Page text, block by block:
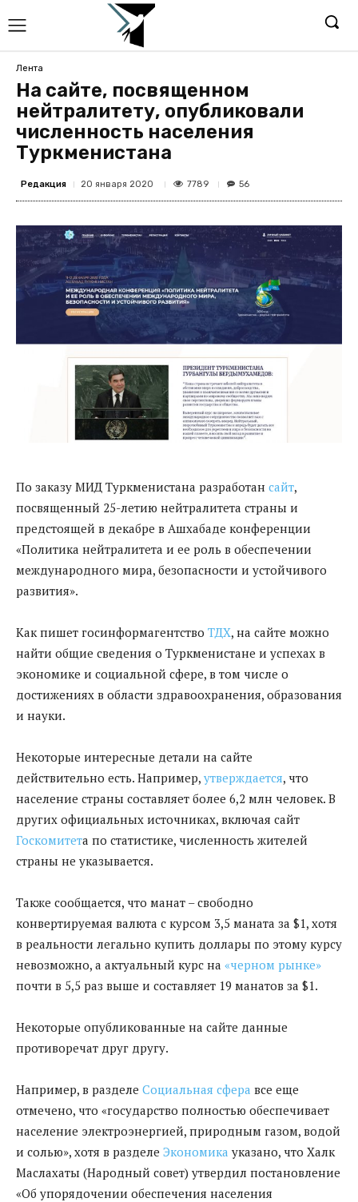
Лента
На сайте, посвященном
нейтралитету, опубликовали
численность населения
Туркменистана
Редакция 20 января 2020 7789 56
По заказу МИД Туркменистана разработан сайт,
посвященный 25-летию нейтралитета страны и
предстоящей в декабре в Ашхабаде конференции
«Политика нейтралитета и ее роль в обеспечении
международного мира, безопасности и устойчивого
развития».
Как пишет госинформагентство ТДХ, на сайте можно
найти общие сведения о Туркменистане и успехах в
экономике и социальной сфере, в том числе о
достижениях в области здравоохранения, образования
и науки.
Некоторые интересные детали на сайте
действительно есть. Например, утверждается, что
население страны составляет более 6,2 млн человек. В
других официальных источниках, включая сайт
Госкомитета по статистике, численность жителей
страны не указывается.
Также сообщается, что манат – свободно
конвертируемая валюта с курсом 3,5 маната за $1, хотя
в реальности легально купить доллары по этому курсу
невозможно, а актуальный курс на «черном рынке»
почти в 5,5 раз выше и составляет 19 манатов за $1.
Некоторые опубликованные на сайте данные
противоречат друг другу.
Например, в разделе Социальная сфера все еще
отмечено, что «государство полностью обеспечивает
население электроэнергией, природным газом, водой
и солью», хотя в разделе Экономика указано, что Халк
Маслахаты (Народный совет) утвердил постановление
«Об упорядочении обеспечения населения